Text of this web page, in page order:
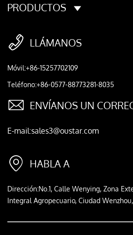
PRODUCTOS
 LLÁMANOS
Móvil:+86-15257702109
Teléfono:+86-0577-88773281-8035
 ENVÍANOS UN
E-mail:sales3@oustar.com
 HABLA A
Dirección:No.1, Calle Wenying, Zona
Integral Agropecuario, Ciudad